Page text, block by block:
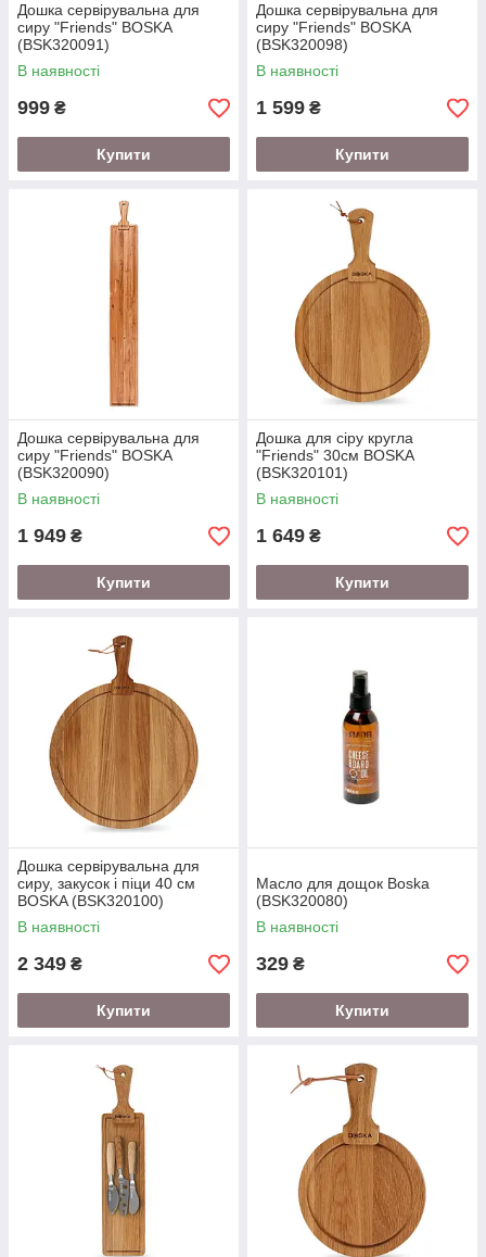
Дошка сервірувальна для
сиру "Friends" BOSKA
(BSK320091)
В наявності
999 ₴
Купити
Дошка сервірувальна для
сиру "Friends" BOSKA
(BSK320098)
В наявності
1 599 ₴
Купити
Дошка сервірувальна для
сиру "Friends" BOSKA
(BSK320090)
В наявності
1 949 ₴
Купити
Дошка для сіру кругла
"Friends" 30см BOSKA
(BSK320101)
В наявності
1 649 ₴
Купити
Дошка сервірувальна для
сиру, закусок і піци 40 см
BOSKA (BSK320100)
В наявності
2 349 ₴
Купити
Масло для дощок Boska
(BSK320080)
В наявності
329 ₴
Купити